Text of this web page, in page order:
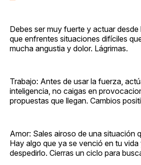
Debes ser muy fuerte y actuar
que enfrentes situaciones difíciles
mucha angustia y dolor. Lágrimas.
Trabajo: Antes de usar la fuerza,
inteligencia, no caigas en
propuestas que llegan. Cambios
Amor: Sales airoso de una situación
Hay algo que ya se venció en tu vida
despedirlo. Cierras un ciclo para